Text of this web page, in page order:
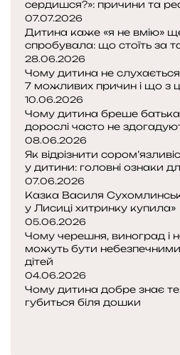
к
т
»
ч
к
а
-
с
е
с
т
р
и
ч
к
а
і
в
о
в
к
-
сердишся?»: причини та
07.07.2026
Дитина каже «я не вмію»
спробувала: що стоїть за
28.06.2026
Чому дитина не
7 можливих причин і що з
10.06.2026
Чому дитина бреше
дорослі часто не
08.06.2026
Як відрізнити
у дитини: головні ознаки
07.06.2026
Казка Василя
у Лисиці хитринку купила»
05.06.2026
Чому черешня, виноград і
можуть бути
дітей
04.06.2026
Чому дитина добре знає
губиться біля дошки